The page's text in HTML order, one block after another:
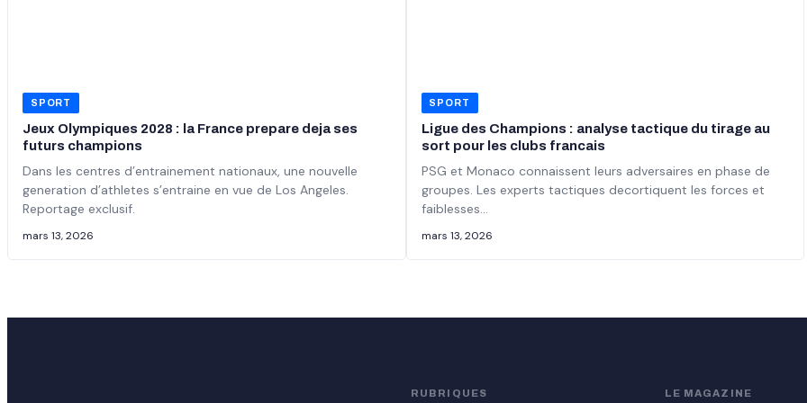
SPORT
Jeux Olympiques 2028 : la France prepare deja ses
futurs champions
Dans les centres d’entrainement nationaux, une nouvelle
generation d’athletes s’entraine en vue de Los Angeles.
Reportage exclusif.
mars 13, 2026
SPORT
Ligue des Champions : analyse tactique du tirage au
sort pour les clubs francais
PSG et Monaco connaissent leurs adversaires en phase de
groupes. Les experts tactiques decortiquent les forces et
faiblesses…
mars 13, 2026
RUBRIQUES LE MAGAZINE